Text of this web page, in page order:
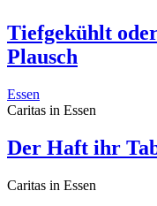
Tiefgekühlt
Plausch
Essen
Caritas in Essen
Der Haft ihr
Caritas in Essen